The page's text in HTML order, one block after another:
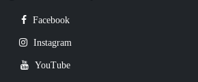
Facebook
Instagram
YouTube